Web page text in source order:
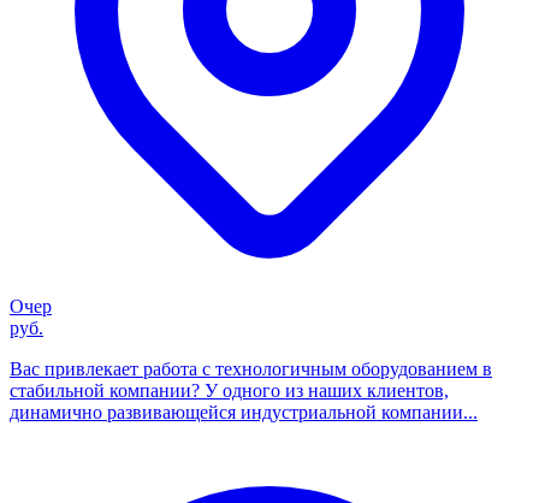
Очер
руб.
Вас привлекает работа с технологичным оборудованием в
стабильной компании? У одного из наших клиентов,
динамично развивающейся индустриальной компании...